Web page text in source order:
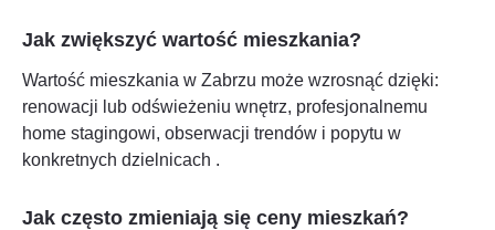
Jak zwiększyć wartość mieszkania?
Wartość mieszkania w Zabrzu może wzrosnąć dzięki:
renowacji lub odświeżeniu wnętrz, profesjonalnemu
home stagingowi, obserwacji trendów i popytu w
konkretnych dzielnicach .
Jak często zmieniają się ceny mieszkań?